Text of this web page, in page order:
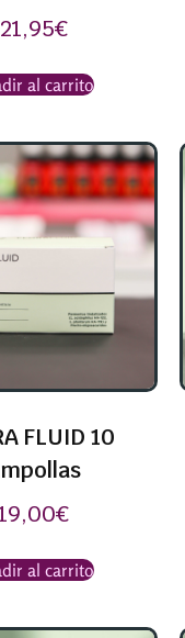
21,95€
al carrito
FLUID 10
€
al carrito